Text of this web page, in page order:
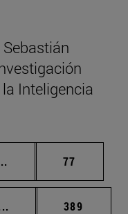
Inteligencia
Páginas intermedias
Página
77
Páginas intermedias
Página
389